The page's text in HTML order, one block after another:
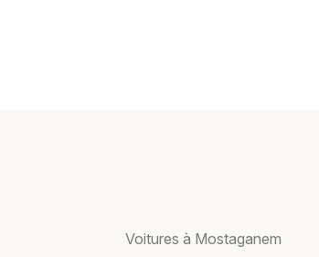
Voitures à Mostaganem